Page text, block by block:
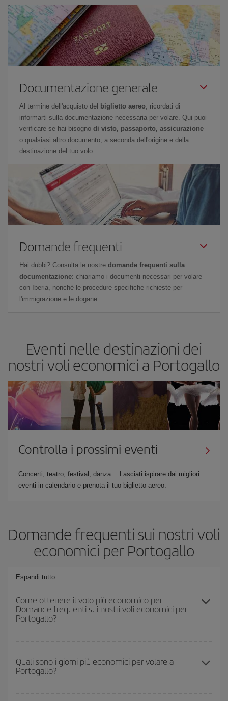
Documentazione generale
Al termine dell'acquisto del biglietto aereo , ricordati di
informarti sulla documentazione necessaria per volare. Qui puoi
verificare se hai bisogno di visto, passaporto, assicurazione
o qualsiasi altro documento, a seconda dell'origine e della
destinazione del tuo volo.
Domande frequenti
Hai dubbi? Consulta le nostre domande frequenti sulla
documentazione: chiariamo i documenti necessari per volare
con Iberia, nonché le procedure specifiche richieste per
l'immigrazione e le dogane.
Eventi nelle destinazioni dei
nostri voli economici a Portogallo
Controlla i prossimi eventi
Concerti, teatro, festival, danza… Lasciati ispirare dai migliori
eventi in calendario e prenota il tuo biglietto aereo.
Domande frequenti sui nostri voli
economici per Portogallo
Espandi tutto
Come ottenere il volo più economico per
Domande frequenti sui nostri voli economici per
Portogallo?
economico se eviti l'alta stagione, acquisti in anticipo e hai una
certa flessibilità rispetto alle date e agli orari di andata e ritorno.
Quali sono i giorni più economici per volare a
Portogallo?